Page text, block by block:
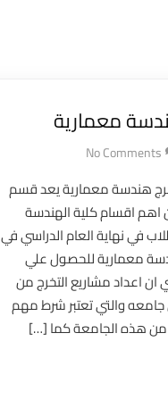
معمارية
No Comments
هندسة معمارية يعد قسم
اهم اقسام كلية الهندسة
في نهاية العام الدراسي في
معمارية للحصول علي
ان اعداد مشاريع التخرج من
جامعه والتي تعتبر شرط مهم
من هذه الجامعة كما […]